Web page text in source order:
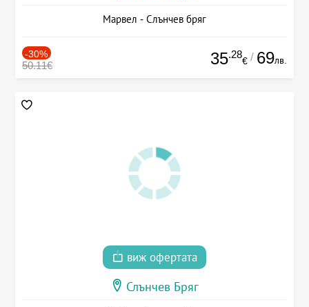
Марвел - Слънчев бряг
-30%
50.11€ 35.28
€ / 69лв.
виж офертата
Слънчев Бряг